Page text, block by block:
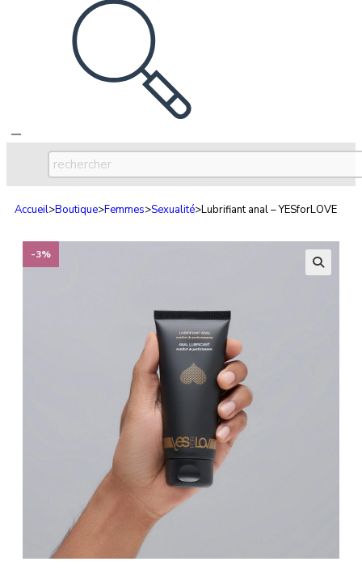
Accueil>Boutique>Femmes>Sexualité>Lubrifiant anal – YESforLOVE
-3%